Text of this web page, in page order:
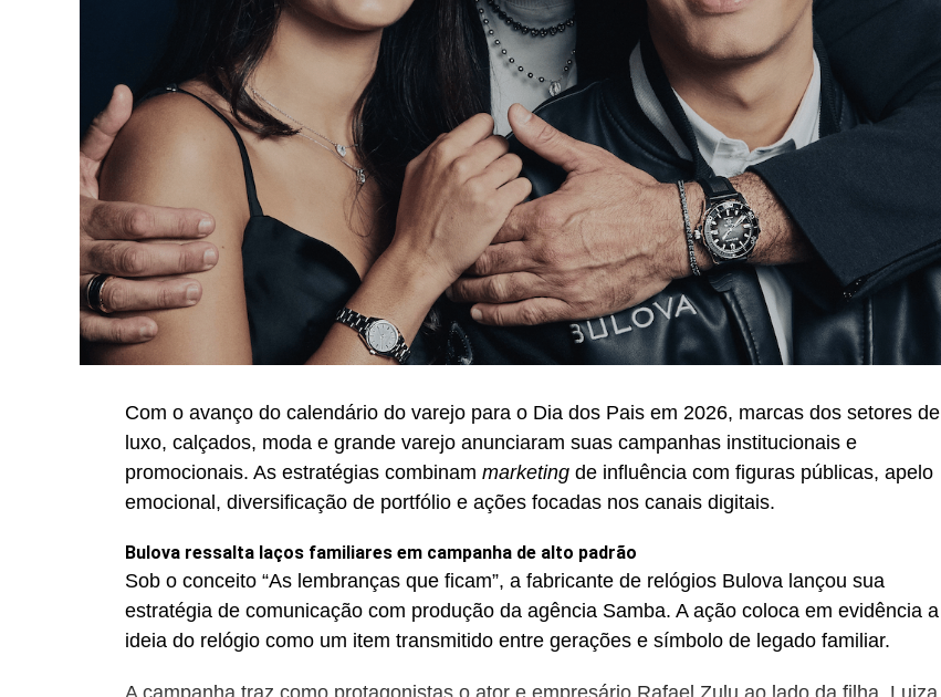
Com o avanço do calendário do varejo para o Dia dos Pais em 2026, marcas dos setores de
luxo, calçados, moda e grande varejo anunciaram suas campanhas institucionais e
promocionais. As estratégias combinam marketing de influência com figuras públicas, apelo
emocional, diversificação de portfólio e ações focadas nos canais digitais.
Bulova ressalta laços familiares em campanha de alto padrão
Sob o conceito “As lembranças que ficam”, a fabricante de relógios Bulova lançou sua
estratégia de comunicação com produção da agência Samba. A ação coloca em evidência a
ideia do relógio como um item transmitido entre gerações e símbolo de legado familiar.
A campanha traz como protagonistas o ator e empresário Rafael Zulu ao lado da filha, Luiza